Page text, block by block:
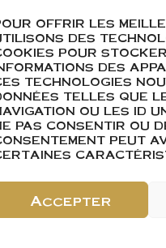
OFFRIR LES
DES
POUR
DES
TECHNOLOGIES
TELLES QUE
OU LES ID
PAS CONSENTIR OU
PEUT
Accepter
1 Ajouter 1